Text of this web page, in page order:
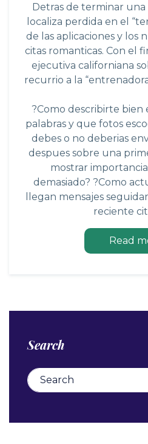
Detras de terminar una
localiza perdida en el
de las aplicaciones y los
citas romanticas. Con el
ejecutiva californiana
recurrio a la
?Como describirte
palabras y que fotos
debes o no deberias
despues sobre una
mostrar
demasiado? ?Como
llegan mensajes
reciente
Read
Search
Search for: